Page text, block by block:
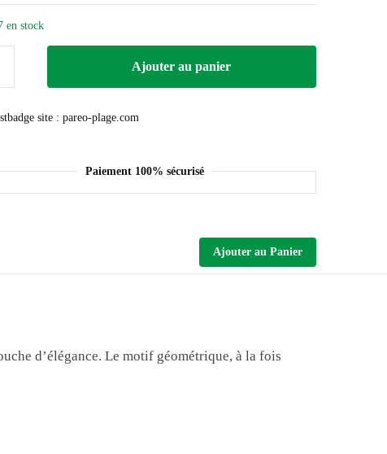
en stock
Ajouter au panier
Paiement 100% sécurisé
Ajouter au Panier
d’élégance. Le motif géométrique, à la fois